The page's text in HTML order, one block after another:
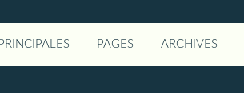
PAGES ARCHIVES